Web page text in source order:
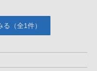
（全1件）